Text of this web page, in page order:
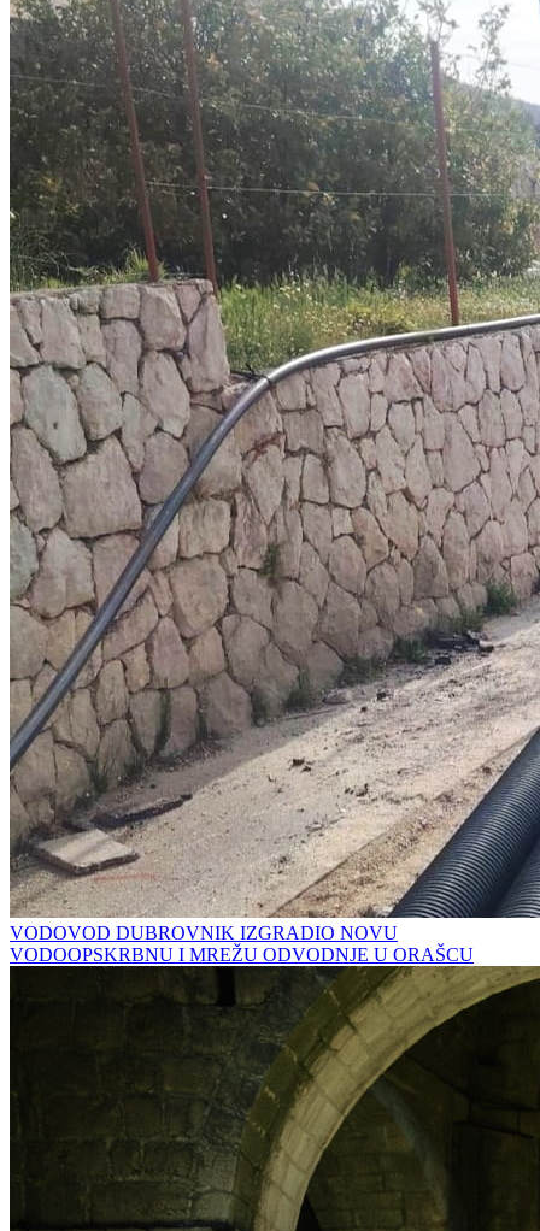
VODOVOD DUBROVNIK IZGRADIO NOVU
VODOOPSKRBNU I MREŽU ODVODNJE U ORAŠCU